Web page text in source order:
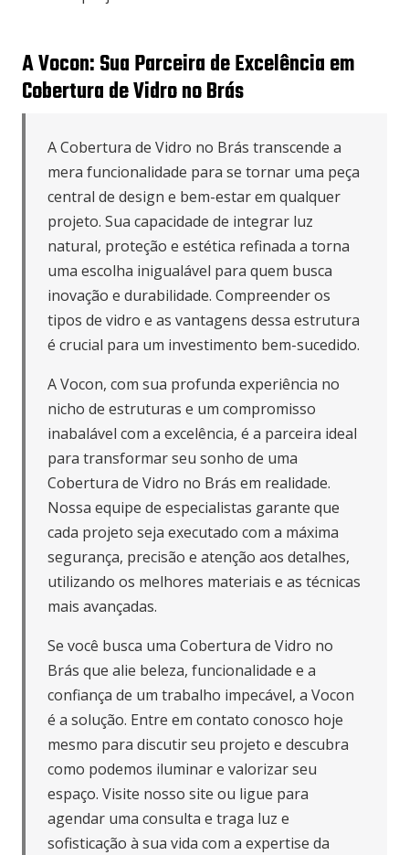
A Vocon: Sua Parceira de Excelência em
Cobertura de Vidro no Brás
A Cobertura de Vidro no Brás transcende a
mera funcionalidade para se tornar uma peça
central de design e bem-estar em qualquer
projeto. Sua capacidade de integrar luz
natural, proteção e estética refinada a torna
uma escolha inigualável para quem busca
inovação e durabilidade. Compreender os
tipos de vidro e as vantagens dessa estrutura
é crucial para um investimento bem-sucedido.
A Vocon, com sua profunda experiência no
nicho de estruturas e um compromisso
inabalável com a excelência, é a parceira ideal
para transformar seu sonho de uma
Cobertura de Vidro no Brás em realidade.
Nossa equipe de especialistas garante que
cada projeto seja executado com a máxima
segurança, precisão e atenção aos detalhes,
utilizando os melhores materiais e as técnicas
mais avançadas.
Se você busca uma Cobertura de Vidro no
Brás que alie beleza, funcionalidade e a
confiança de um trabalho impecável, a Vocon
é a solução. Entre em contato conosco hoje
mesmo para discutir seu projeto e descubra
como podemos iluminar e valorizar seu
espaço. Visite nosso site ou ligue para
agendar uma consulta e traga luz e
sofisticação à sua vida com a expertise da